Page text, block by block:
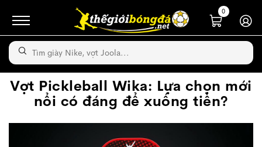
0
Vợt Pickleball Wika: Lựa chọn mới
nổi có đáng để xuống tiền?